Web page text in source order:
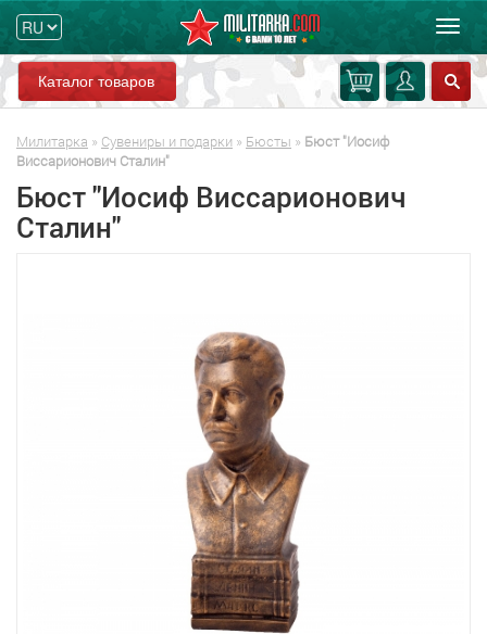
Каталог товаров
Милитарка » Сувениры и подарки » Бюсты » Бюст "Иосиф
Виссарионович Сталин"
Бюст "Иосиф Виссарионович
Сталин"